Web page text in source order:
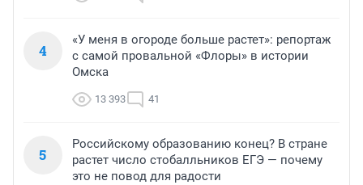
4
«У меня в огороде больше растет»: репортаж
с самой провальной «Флоры» в истории
Омска
13 393 41
5
Российскому образованию конец? В стране
растет число стобалльников ЕГЭ — почему
это не повод для радости